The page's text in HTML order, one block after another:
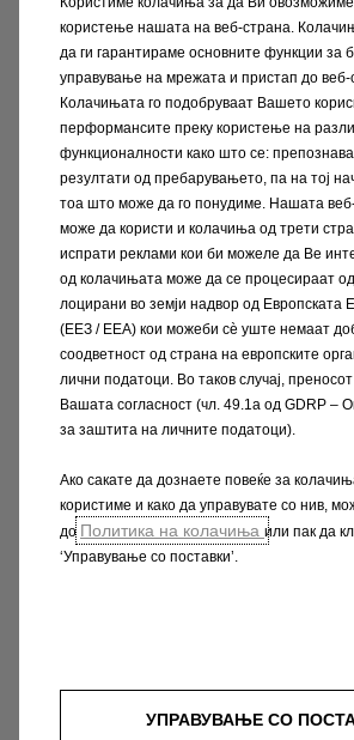
Секогаш добро
Ког возите Opel Corsa
возење со технологијата од
автомобили. Ние сме тука за да
помогнеме при купувањето, а
експерти во Opel Bank ќе Ве
аспекти на финансирање,
користење нашата на веб-страна.
да ги гарантираме основните функции за
управување на мрежата и пристап до веб-
Колачињата го подобруваат Вашето
перформансите преку користење на
функционалности како што се:
резултати од пребарувањето, па на тој
тоа што може да го понудиме. Нашата
може да користи и колачиња од трети
испрати реклами кои би можеле да Ве
од колачињата може да се процесираат
лоцирани во земји надвор од Европската
(ЕЕЗ / EEA) кои можеби сѐ уште немаат
соодветност од страна на европските
лични податоци. Во таков случај,
Вашата согласност (чл. 49.1а од GDRP –
за заштита на личните податоци).
Ако сакате да дознаете повеќе за
користиме и како да управувате со нив,
до Политика на колачиња или пак да
‘Управување со поставки’.
УПРАВУВАЊЕ СО